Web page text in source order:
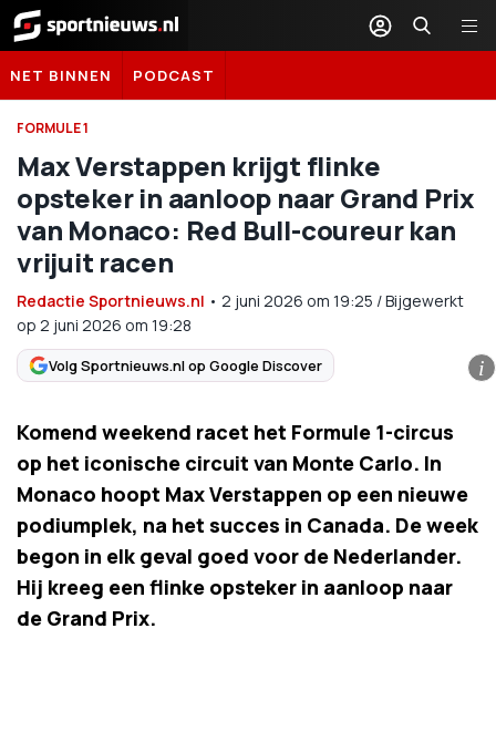
Sportnieuws.nl
NET BINNEN PODCAST
FORMULE 1
Max Verstappen krijgt flinke
opsteker in aanloop naar Grand Prix
van Monaco: Red Bull-coureur kan
vrijuit racen
Redactie Sportnieuws.nl • 2 juni 2026 om 19:25 /Bijgewerkt
op 2 juni 2026 om 19:28
Volg Sportnieuws.nl op Google Discover i
Komend weekend racet het Formule 1-circus
op het iconische circuit van Monte Carlo. In
Monaco hoopt Max Verstappen op een nieuwe
podiumplek, na het succes in Canada. De week
begon in elk geval goed voor de Nederlander.
Hij kreeg een flinke opsteker in aanloop naar
de Grand Prix.